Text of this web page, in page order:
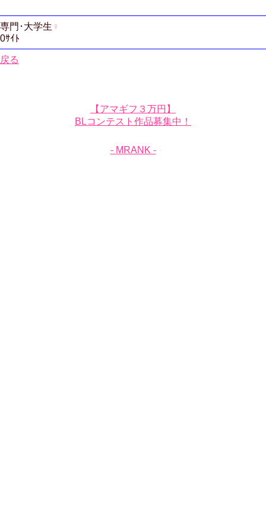
専門･大学生 ♀
0ｻｲﾄ
戻る
【アマギフ３万円】
BLコンテスト作品募集中！
- MRANK -